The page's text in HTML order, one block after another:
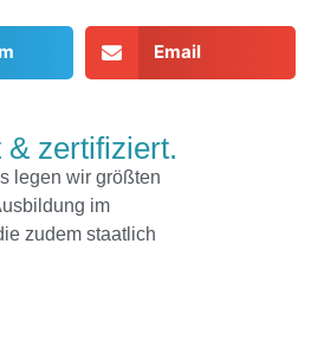
Email
zertifiziert.
legen wir größten
im
zudem staatlich